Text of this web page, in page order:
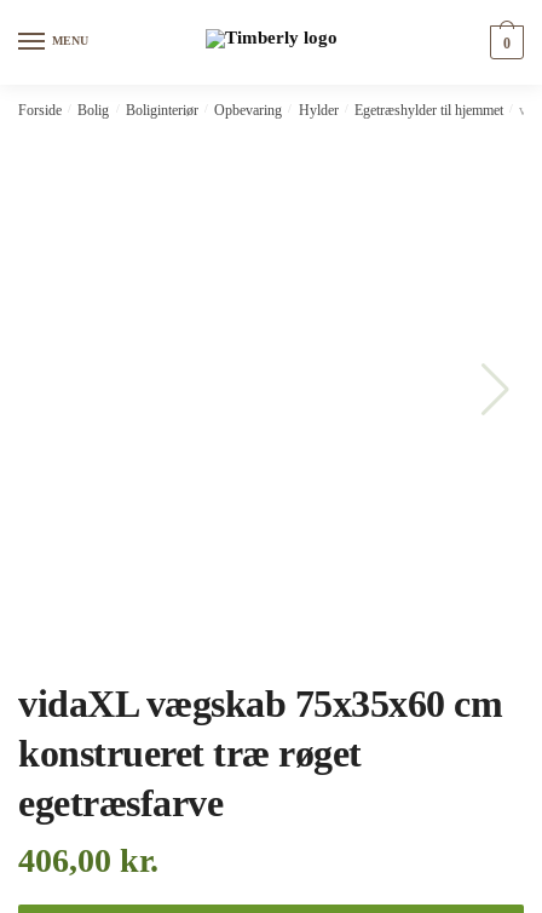
MENU 0
Forside Bolig Boliginteriør Opbevaring Hylder Egetræshylder til hjemmet
vidaXL vægskab 75x35x60 cm
konstrueret træ røget
egetræsfarve
406,00 kr.